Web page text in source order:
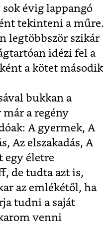
évig lappangó
tekinteni a műre.
legtöbbször szikár
idézi fel a
a kötet második
bukkan a
a regény
A gyermek, A
Az elszakadás, A
egy életre
de tudta azt is,
az emlékétől, ha
tudni a saját
venni